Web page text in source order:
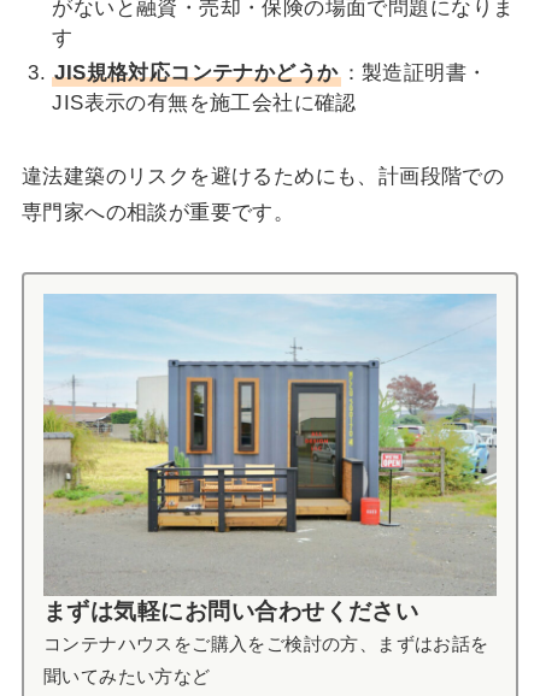
がないと融資・売却・保険の場面で問題になりま
す
JIS規格対応コンテナかどうか：製造証明書・
JIS表示の有無を施工会社に確認
違法建築のリスクを避けるためにも、計画段階での
専門家への相談が重要です。
まずは気軽にお問い合わせください
コンテナハウスをご購入をご検討の方、まずはお話を
聞いてみたい方など